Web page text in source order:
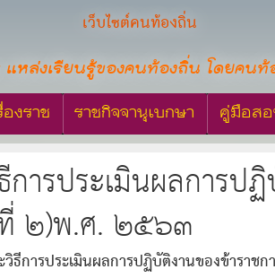
เว็บไซต์คนท้องถิ่น
แหล่งเรียนรู้ของคนท้องถิ่น โดยคน
องราช ราชกิจจานุเบกษา คู่มือส
ารประเมินผลการป
๒)พ.ศ. ๒๕๖๓
ธีการประเมินผลการปฏิบัติงานของข้าร